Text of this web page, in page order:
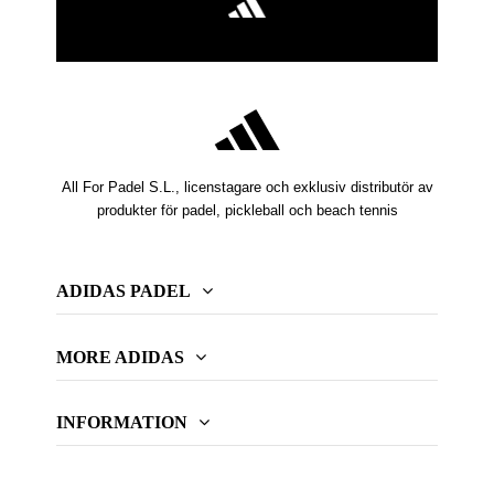
All For Padel S.L., licenstagare och exklusiv distributör av
produkter för padel, pickleball och beach tennis
ADIDAS PADEL
MORE ADIDAS
INFORMATION